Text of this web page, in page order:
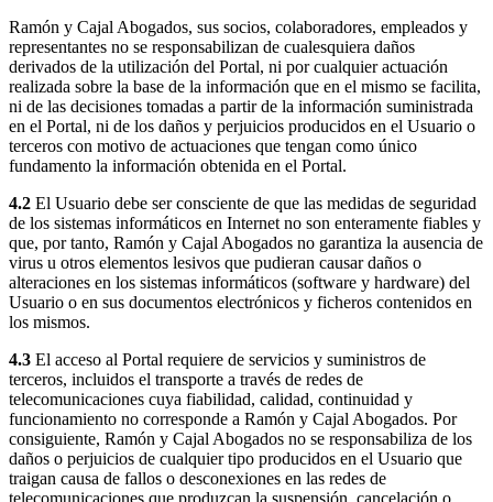
Ramón y Cajal Abogados, sus socios, colaboradores, empleados y
representantes no se responsabilizan de cualesquiera daños
derivados de la utilización del Portal, ni por cualquier actuación
realizada sobre la base de la información que en el mismo se facilita,
ni de las decisiones tomadas a partir de la información suministrada
en el Portal, ni de los daños y perjuicios producidos en el Usuario o
terceros con motivo de actuaciones que tengan como único
fundamento la información obtenida en el Portal.
4.2 El Usuario debe ser consciente de que las medidas de seguridad
de los sistemas informáticos en Internet no son enteramente fiables y
que, por tanto, Ramón y Cajal Abogados no garantiza la ausencia de
virus u otros elementos lesivos que pudieran causar daños o
alteraciones en los sistemas informáticos (software y hardware) del
Usuario o en sus documentos electrónicos y ficheros contenidos en
los mismos.
4.3 El acceso al Portal requiere de servicios y suministros de
terceros, incluidos el transporte a través de redes de
telecomunicaciones cuya fiabilidad, calidad, continuidad y
funcionamiento no corresponde a Ramón y Cajal Abogados. Por
consiguiente, Ramón y Cajal Abogados no se responsabiliza de los
daños o perjuicios de cualquier tipo producidos en el Usuario que
traigan causa de fallos o desconexiones en las redes de
telecomunicaciones que produzcan la suspensión, cancelación o